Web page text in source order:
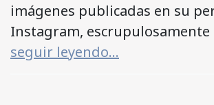
imágenes publicadas en su
Instagram,
seguir leyendo…